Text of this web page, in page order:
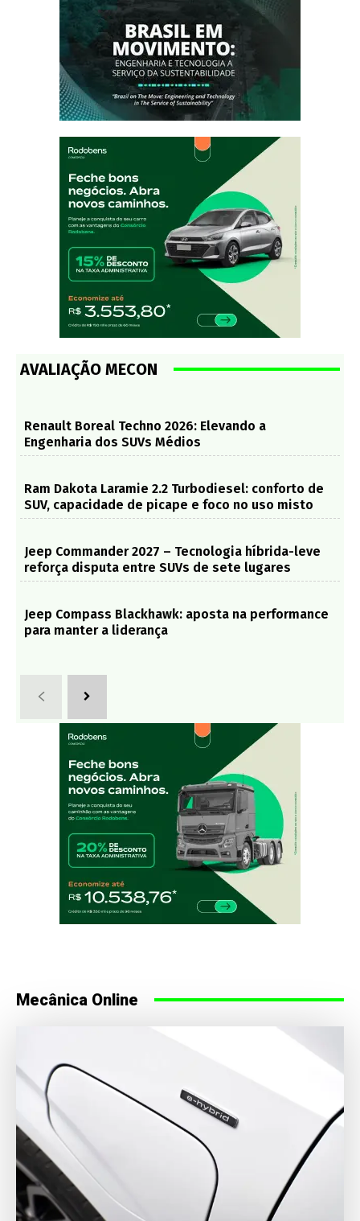
AVALIAÇÃO MECON
Renault Boreal Techno 2026: Elevando a
Engenharia dos SUVs Médios
Ram Dakota Laramie 2.2 Turbodiesel: conforto de
SUV, capacidade de picape e foco no uso misto
Jeep Commander 2027 – Tecnologia híbrida-leve
reforça disputa entre SUVs de sete lugares
Jeep Compass Blackhawk: aposta na performance
para manter a liderança
Mecânica Online